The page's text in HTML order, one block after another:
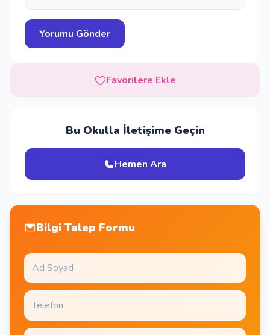
Favorilere Ekle
Bu Okulla İletişime Geçin
Hemen Ara
Bilgi Talep Formu